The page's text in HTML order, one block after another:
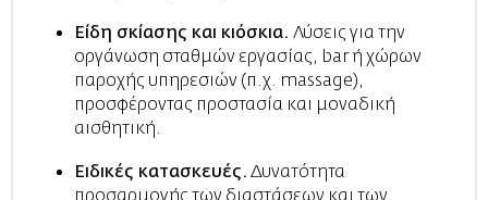
Είδη σκίασης και κιόσκια. Λύσεις για την
οργάνωση σταθμών εργασίας, bar ή χώρων
παροχής υπηρεσιών (π.χ. massage),
προσφέροντας προστασία και μοναδική
αισθητική.
Ειδικές κατασκευές. Δυνατότητα